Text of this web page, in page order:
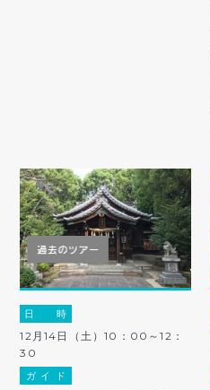
日 時
12月14日（土）10：00～12：
30
ガ イ ド